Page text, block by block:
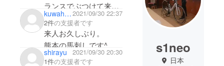
ランスでぶつけて来て
下さい。そして、いつ
もの様に全力で楽しん
で！応援しています！
kuwahara shinichiro2021/09/30 22:37
2件の支援者です
来人お久しぶり。
熊本の馬刺しです^_^
shirayu
2021/09/30 20:30
1件の支援者です
s1neo
日本